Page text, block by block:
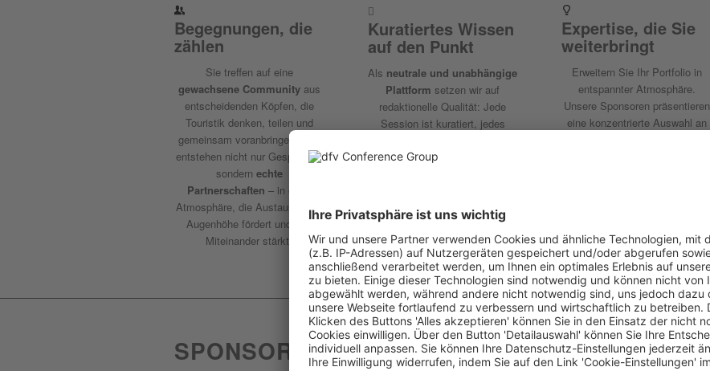
Begegnungen, die
zählen
Sie treffen auf eine
gewachsene Communityaus
entscheidenden Köpfen, die
Touristik denken, teilen und
gemeinsam voranbringen. Hier
entstehen nicht nur Gespräche,
sondern echte
Partnerschaften – in einer
Atmosphäre, die Austausch auf
Augenhöhe fördert und das
Miteinander stärkt.
Kuratiertes Wissen
auf den Punkt
Als neutrale und unabhängige
Plattform setzen wir auf
redaktionelle Qualität: Jede
Session ist kuratiert, jedes
erhalten Sie Klarheit, Tiefe und
nebeneinanderstehen, sondern
miteinander wirken.
Expertise, die Sie
weiterbringt
Erweitern Sie Ihr Portfolio in
entspannter Atmosphäre.
Unsere Sponsoren präsentieren
eine konzentrierte Auswahl an
SPONSOREN